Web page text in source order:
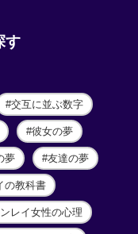
す
交互に並ぶ数字
彼女の夢
夢 友達の夢
の教科書
レイ女性の心理